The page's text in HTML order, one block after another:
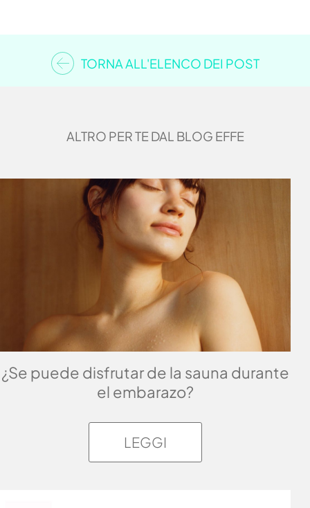
TORNA ALL'ELENCO DEI POST
ALTRO PER TE DAL BLOG EFFE
¿Se puede disfrutar de la sauna durante
el embarazo?
LEGGI